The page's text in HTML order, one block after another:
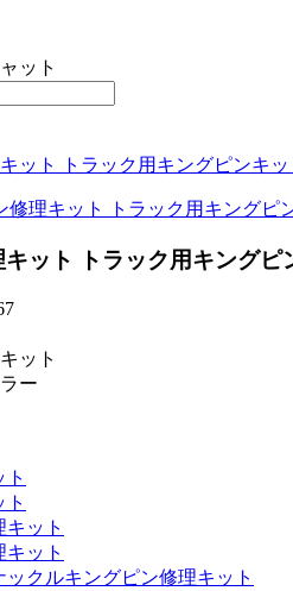
ット
ット トラック用キング
ット
ー
ット
ット
ックルキングピン修理キット